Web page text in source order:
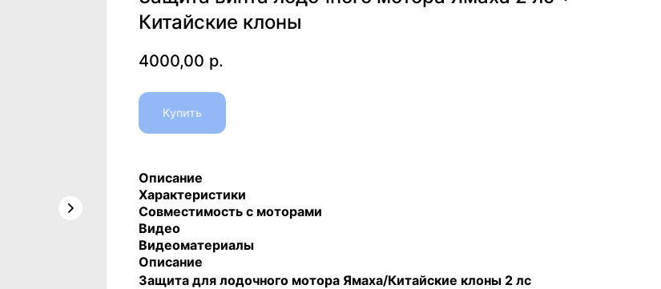
Китайские клоны
4000,00 р.
Купить
Описание
Характеристики
Совместимость с моторами
Видео
Видеоматериалы
Описание
Защита для лодочного мотора Ямаха/Китайские клоны 2 лс